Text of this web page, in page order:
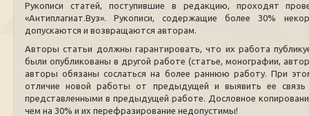
Рукописи статей, поступившие в редакцию, проходят
«Антиплагиат.Вуз». Рукописи, содержащие более 30%
допускаются и возвращаются авторам.
Авторы статьи должны гарантировать, что их работа
были опубликованы в другой работе (статье, монографии,
авторы обязаны сослаться на более раннюю работу. При
отличие новой работы от предыдущей и выявить ее связь
представленными в предыдущей работе. Дословное
чем на 30% и их перефразирование недопустимы!